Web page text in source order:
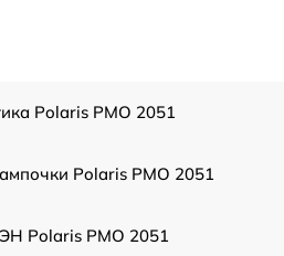
Polaris PMO 2051
Polaris PMO 2051
Polaris PMO 2051